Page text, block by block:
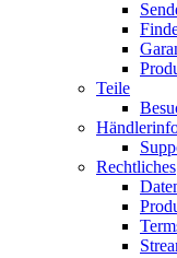
Teile
Rechtliches